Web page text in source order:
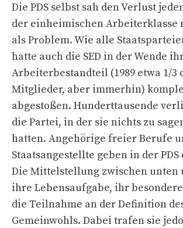
Die PDS selbst sah den Verlust
der einheimischen Arbeiterklasse
als Problem. Wie alle
hatte auch die SED in der Wende
Arbeiterbestandteil (1989 etwa 1/3
Mitglieder, aber immerhin)
abgestoßen. Hunderttausende
die Partei, in der sie nichts zu
hatten. Angehörige freier Berufe
Staatsangestellte geben in der PDS
Die Mittelstellung zwischen unten
ihre Lebensaufgabe, ihr
die Teilnahme an der Definition
Gemeinwohls. Dabei trafen sie